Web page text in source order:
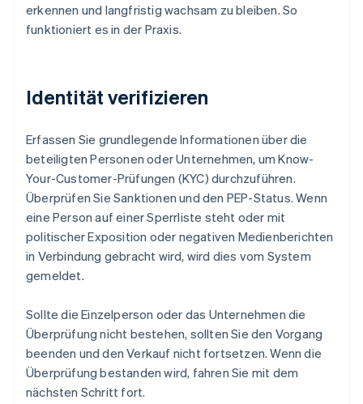
erkennen und langfristig wachsam zu bleiben. So
funktioniert es in der Praxis.
Identität verifizieren
Erfassen Sie grundlegende Informationen über die
beteiligten Personen oder Unternehmen, um Know-
Your-Customer-Prüfungen (KYC) durchzuführen.
Überprüfen Sie Sanktionen und den PEP-Status. Wenn
eine Person auf einer Sperrliste steht oder mit
politischer Exposition oder negativen Medienberichten
in Verbindung gebracht wird, wird dies vom System
gemeldet.
Sollte die Einzelperson oder das Unternehmen die
Überprüfung nicht bestehen, sollten Sie den Vorgang
beenden und den Verkauf nicht fortsetzen. Wenn die
Überprüfung bestanden wird, fahren Sie mit dem
nächsten Schritt fort.